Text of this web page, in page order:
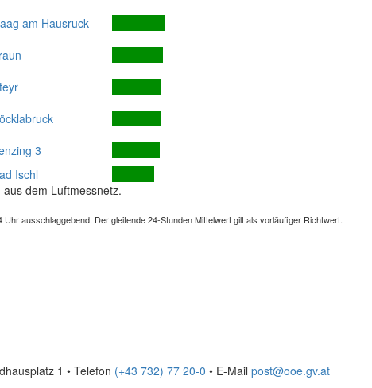
am Hausruck
3
Ischl
dem Luftmessnetz.
ausschlaggebend. Der gleitende 24-Stunden Mittelwert gilt als vorläufiger Richtwert.
1 • Telefon (+43 732) 77 20-0 • E-Mail post@ooe.gv.at